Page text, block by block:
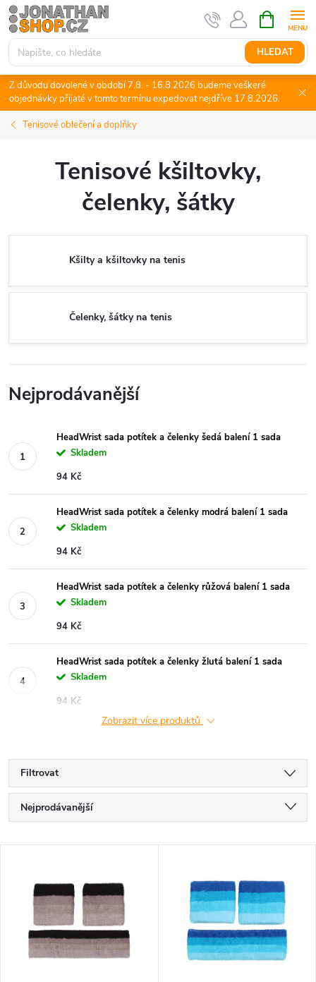
Přejít
na
obsah
HLEDAT
NÁKUPNÍ
KOŠÍK
Z důvodu dovolené v období 7.8. - 16.8.2026 budeme veškeré
objednávky přijaté v tomto termínu expedovat nejdříve 17.8.2026.
Tenisové oblečení a doplňky
Tenisové kšiltovky,
čelenky, šátky
Kšilty a kšiltovky na tenis
Čelenky, šátky na tenis
Nejprodávanější
HeadWrist sada potítek a čelenky šedá balení 1 sada
Skladem
94 Kč
HeadWrist sada potítek a čelenky modrá balení 1 sada
Skladem
94 Kč
HeadWrist sada potítek a čelenky růžová balení 1 sada
Skladem
94 Kč
HeadWrist sada potítek a čelenky žlutá balení 1 sada
Skladem
94 Kč
Zobrazit více produktů
Filtrovat
Ř
a
Nejprodávanější
Abecedně